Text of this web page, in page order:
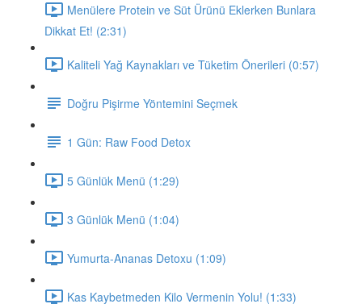
Menülere Protein ve Süt Ürünü Eklerken Bunlara
Dikkat Et! (2:31)
Kaliteli Yağ Kaynakları ve Tüketim Önerileri (0:57)
Doğru Pişirme Yöntemini Seçmek
1 Gün: Raw Food Detox
5 Günlük Menü (1:29)
3 Günlük Menü (1:04)
Yumurta-Ananas Detoxu (1:09)
Kas Kaybetmeden Kilo Vermenin Yolu! (1:33)